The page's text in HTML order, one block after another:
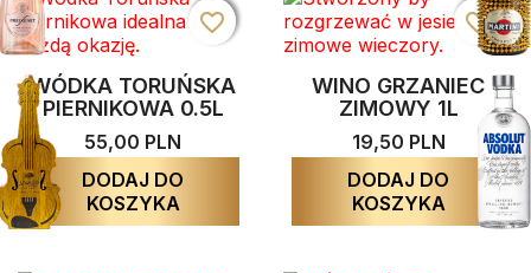
WÓDKA TORUŃSKA
PIERNIKOWA 0.5L
55,00 PLN
DODAJ DO
KOSZYKA
favorite_border
favorite_border
favorite_border
WINO GRZANIEC
ZIMOWY 1L
19,50 PLN
DODAJ DO
KOSZYKA
favorite_border
favorite_border
favorite_border